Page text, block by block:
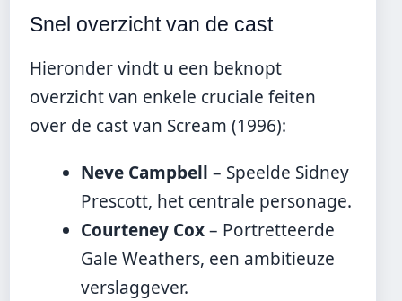
Snel overzicht van de cast
Hieronder vindt u een beknopt
overzicht van enkele cruciale feiten
over de cast van Scream (1996):
Neve Campbell – Speelde Sidney
Prescott, het centrale personage.
Courteney Cox– Portretteerde
Gale Weathers, een ambitieuze
verslaggever.